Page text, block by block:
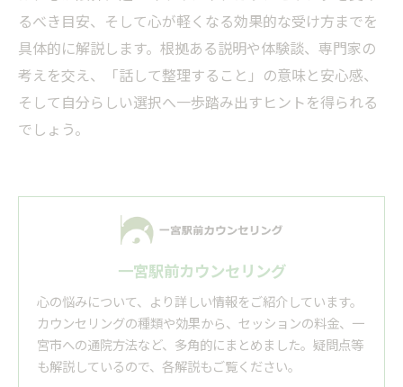
るべき目安、そして心が軽くなる効果的な受け方までを
具体的に解説します。根拠ある説明や体験談、専門家の
考えを交え、「話して整理すること」の意味と安心感、
そして自分らしい選択へ一歩踏み出すヒントを得られる
でしょう。
一宮駅前カウンセリング
心の悩みについて、より詳しい情報をご紹介しています。
カウンセリングの種類や効果から、セッションの料金、一
宮市への通院方法など、多角的にまとめました。疑問点等
も解説しているので、各解説もご覧ください。